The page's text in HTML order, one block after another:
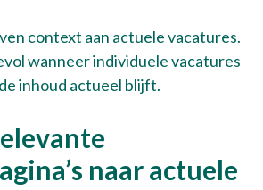
context aan actuele vacatures.
wanneer individuele vacatures
inhoud actueel blijft.
naar actuele